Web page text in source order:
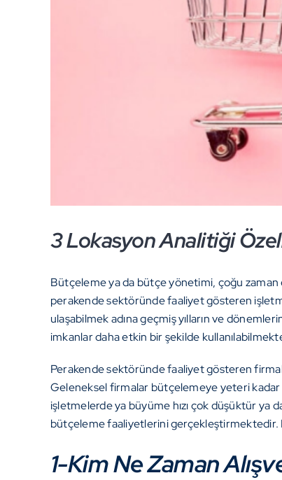
3 Lokasyon Analitiği
Bütçeleme ya da bütçe yönetimi, çoğu zaman
perakende sektöründe faaliyet gösteren
ulaşabilmek adına geçmiş yılların ve
imkanlar daha etkin bir şekilde
Perakende sektöründe faaliyet gösteren
Geleneksel firmalar bütçelemeye yeteri
işletmelerde ya büyüme hızı çok düşüktür ya
bütçeleme faaliyetlerini
1-Kim Ne Zaman